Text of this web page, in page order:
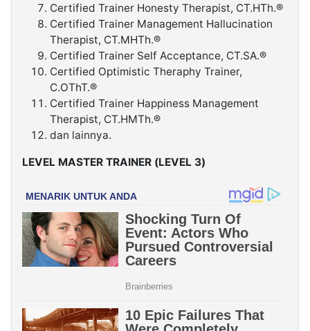
Certified Trainer Honesty Therapist, CT.HTh.®
Certified Trainer Management Hallucination
Therapist, CT.MHTh.®
Certified Trainer Self Acceptance, CT.SA.®
Certified Optimistic Theraphy Trainer,
C.OThT.®
Certified Trainer Happiness Management
Therapist, CT.HMTh.®
dan lainnya.
LEVEL MASTER TRAINER (LEVEL 3)